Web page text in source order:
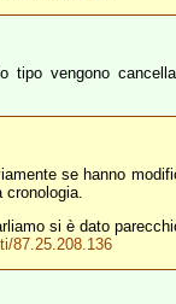
tipo vengono
se hanno
cronologia.
si è dato
87.25.208.136